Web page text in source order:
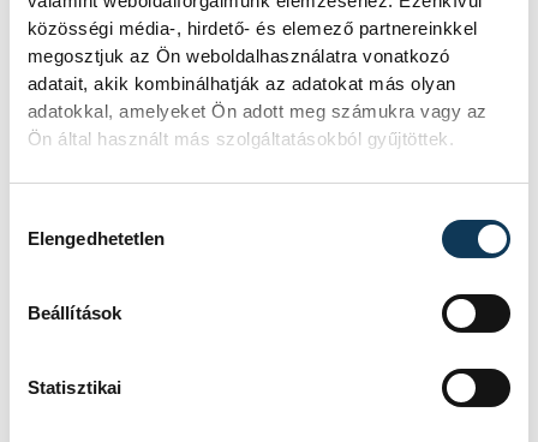
közösségi média-, hirdető- és elemező partnereinkkel
megosztjuk az Ön weboldalhasználatra vonatkozó
adatait, akik kombinálhatják az adatokat más olyan
adatokkal, amelyeket Ön adott meg számukra vagy az
Ön által használt más szolgáltatásokból gyűjtöttek.
Elengedhetetlen
Beállítások
Statisztikai
eddiginél több, 22 vendéglátóhely 44
étellel indult. Egy fonyódi hely nyert...
Meglepték az elemzőket
Hatalmas meglepetésként értékelték
az elemzők a júliusi, 1,2 százalékos
Sorra kerülnek elő
világháborús leletek az